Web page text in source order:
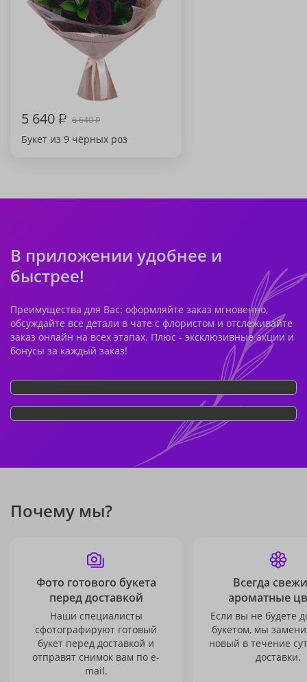
5 640₽ 6 640₽
Букет из 9 чёрных роз
В приложении удобнее и
быстрее!
Преимущества для Вас: оформляйте заказ мгновенно,
обсуждайте все детали в чате с флористом и отслеживайте
заказ онлайн на всех этапах. Плюс - эксклюзивные акции и
бонусы за каждый заказ!
Почему мы?
Фото готового букета
перед доставкой
Наши специалисты
сфотографируют готовый
букет перед доставкой и
отправят снимок вам по e-
mail.
Всегда
ароматные
Если вы не будете
букетом, мы
новый в течение
доставки.